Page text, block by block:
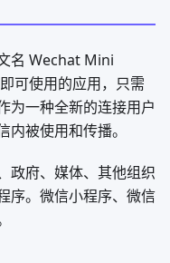
名 Wechat Mini
可使用的应用，只需
为一种全新的连接用户
被使用和传播。
政府、媒体、其他组织
序。微信小程序、微信